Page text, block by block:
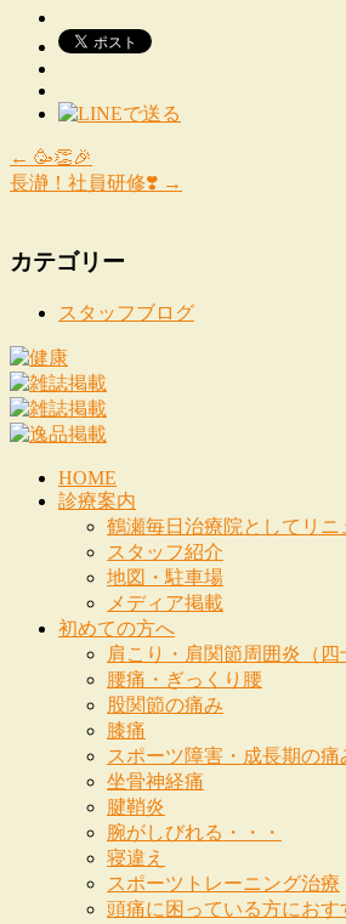
← 🥳👏🎉
長瀞！社員研修❣️ →
カテゴリー
スタッフブログ
HOME
診療案内
鶴瀬毎日治療院としてリニ
スタッフ紹介
地図・駐車場
メディア掲載
初めての方へ
肩こり・肩関節周囲炎（四
腰痛・ぎっくり腰
股関節の痛み
膝痛
スポーツ障害・成長期の痛
坐骨神経痛
腱鞘炎
腕がしびれる・・・
寝違え
スポーツトレーニング治療
頭痛に困っている方におす